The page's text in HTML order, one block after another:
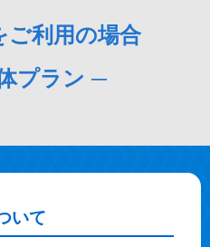
ご利用の場合
プラン ─
いて